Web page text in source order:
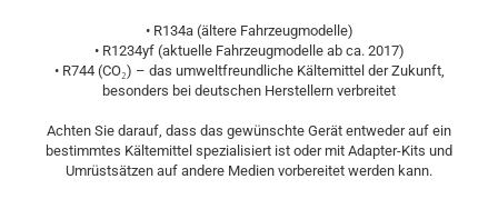
• R134a (ältere Fahrzeugmodelle)
• R1234yf (aktuelle Fahrzeugmodelle ab ca. 2017)
• R744 (CO₂) – das umweltfreundliche Kältemittel der Zukunft,
besonders bei deutschen Herstellern verbreitet
Achten Sie darauf, dass das gewünschte Gerät entweder auf ein
bestimmtes Kältemittel spezialisiert ist oder mit Adapter-Kits und
Umrüstsätzen auf andere Medien vorbereitet werden kann.